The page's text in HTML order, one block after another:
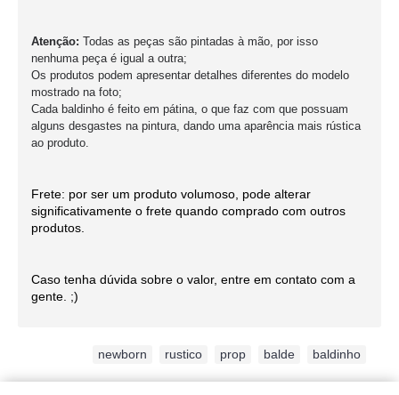
Atenção: Todas as peças são pintadas à mão, por isso
nenhuma peça é igual a outra;
Os produtos podem apresentar detalhes diferentes do modelo
mostrado na foto;
Cada baldinho é feito em pátina, o que faz com que possuam
alguns desgastes na pintura, dando uma aparência mais rústica
ao produto.
Frete: por ser um produto volumoso, pode alterar
significativamente o frete quando comprado com outros
produtos.
Caso tenha dúvida sobre o valor, entre em contato com a
gente. ;)
newborn rustico prop balde baldinho